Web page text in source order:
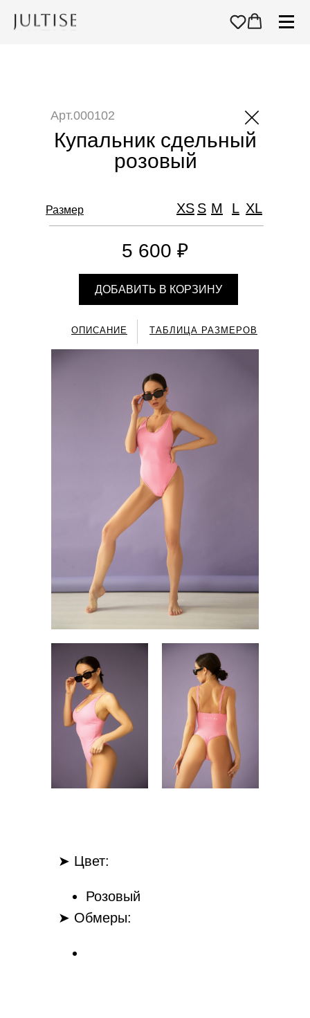
Купальник сдельный
розовый
Арт.000102
ДОБАВИТЬ В КОРЗИНУ
5 600 ₽
ОПИСАНИЕ ТАБЛИЦА РАЗМЕРОВ
Размер S M L
XS XL
➤ Цвет:
Розовый
➤ Обмеры: